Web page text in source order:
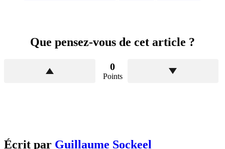
Que pensez-vous de cet article ?
0
Points
Écrit par Guillaume Sockeel